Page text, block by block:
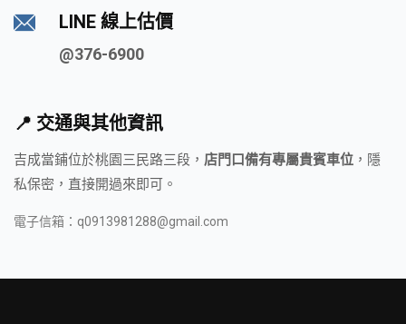
LINE 線上估價
@376-6900
📍 交通與其他資訊
吉成當鋪位於桃園三民路三段， 店門口備有專屬貴賓車位 ，隱
私保密，直接開過來即可。
電子信箱： q0913981288@gmail.com